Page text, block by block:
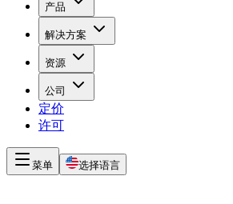
产品
解决方案
资源
公司
定价
许可
菜单 选择语言